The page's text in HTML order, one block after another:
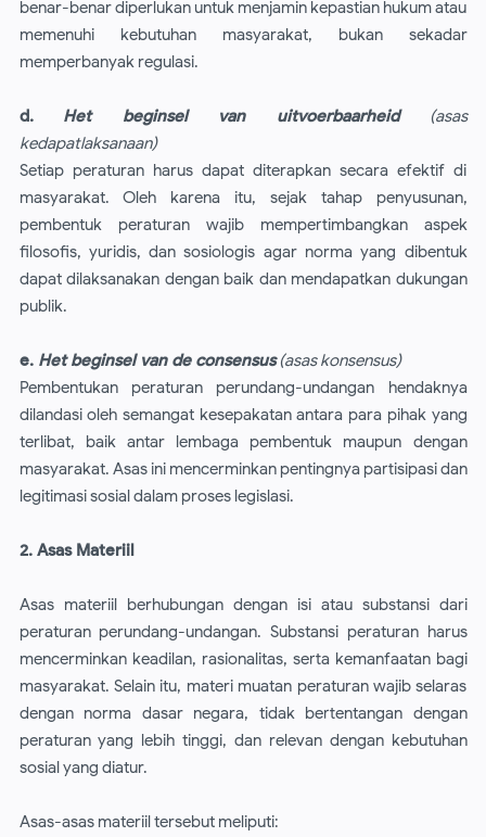
benar-benar diperlukan untuk menjamin kepastian hukum atau
memenuhi kebutuhan masyarakat, bukan sekadar
memperbanyak regulasi.
d. Het beginsel van uitvoerbaarheid
(asas
kedapatlaksanaan)
Setiap peraturan harus dapat diterapkan secara efektif di
masyarakat. Oleh karena itu, sejak tahap penyusunan,
pembentuk peraturan wajib mempertimbangkan aspek
filosofis, yuridis, dan sosiologis agar norma yang dibentuk
dapat dilaksanakan dengan baik dan mendapatkan dukungan
publik.
e. Het beginsel van de consensus (asas konsensus)
Pembentukan peraturan perundang-undangan hendaknya
dilandasi oleh semangat kesepakatan antara para pihak yang
terlibat, baik antar lembaga pembentuk maupun dengan
masyarakat. Asas ini mencerminkan pentingnya partisipasi dan
legitimasi sosial dalam proses legislasi.
2. Asas Materiil
Asas materiil berhubungan dengan isi atau substansi dari
peraturan perundang-undangan. Substansi peraturan harus
mencerminkan keadilan, rasionalitas, serta kemanfaatan bagi
masyarakat. Selain itu, materi muatan peraturan wajib selaras
dengan norma dasar negara, tidak bertentangan dengan
peraturan yang lebih tinggi, dan relevan dengan kebutuhan
sosial yang diatur.
Asas-asas materiil tersebut meliputi: